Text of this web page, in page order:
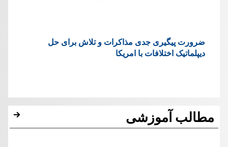
ضرورت پیگیری جدی مذاکرات و تلاش برای حل
دیپلماتیک اختلافات با امریکا
مطالب آموزشی